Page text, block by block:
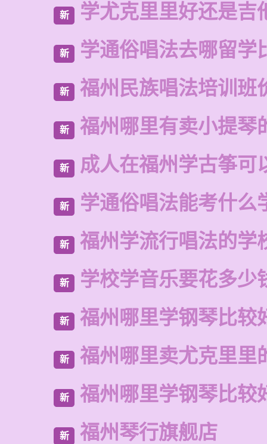
新 学尤克里里好还是吉
新 学通俗唱法去哪留学
新 福州民族唱法培训班
新 福州哪里有卖小提琴
新 成人在福州学古筝可
新 学通俗唱法能考什么
新 福州学流行唱法的学
新 学校学音乐要花多少
新 福州哪里学钢琴比较
新 福州哪里卖尤克里里
新 福州哪里学钢琴比较
新 福州琴行旗舰店